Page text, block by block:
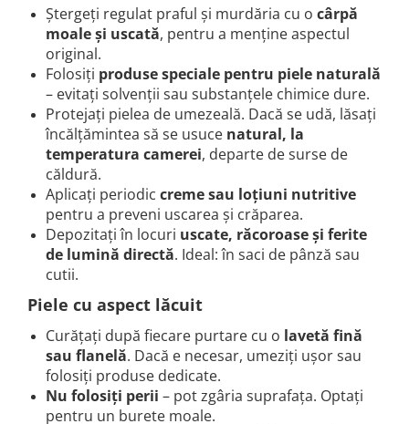
Ștergeți regulat praful și murdăria cu o cârpă
moale și uscată, pentru a menține aspectul
original.
Folosiți produse speciale pentru piele naturală
– evitați solvenții sau substanțele chimice dure.
Protejați pielea de umezeală. Dacă se udă, lăsați
încălțămintea să se usuce natural, la
temperatura camerei, departe de surse de
căldură.
Aplicați periodic creme sau loțiuni nutritive
pentru a preveni uscarea și crăparea.
Depozitați în locuri uscate, răcoroase și ferite
de lumină directă. Ideal: în saci de pânză sau
cutii.
Piele cu aspect lăcuit
Curățați după fiecare purtare cu o lavetă fină
sau flanelă. Dacă e necesar, umeziți ușor sau
folosiți produse dedicate.
Nu folosiți perii – pot zgâria suprafața. Optați
pentru un burete moale.